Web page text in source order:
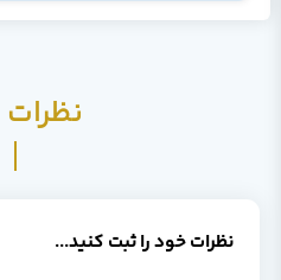
نظرات
نظرات خود را ثبت کنید...